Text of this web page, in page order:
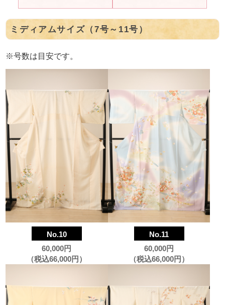
ミディアムサイズ（7号～11号）
※号数は目安です。
No.10
60,000円
（税込66,000円）
No.11
60,000円
（税込66,000円）